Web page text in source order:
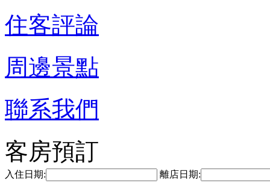
住客評論
周邊景點
聯系我們
客房預訂
入住日期: 離店日期: